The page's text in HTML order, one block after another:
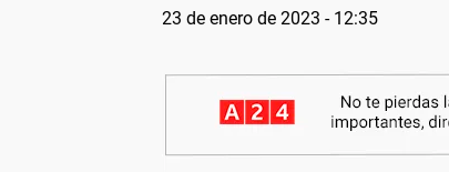
23 de enero de 2023 - 12:35